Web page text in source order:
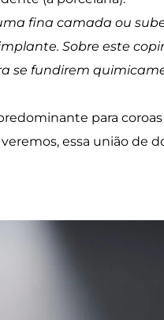
fina camada ou
Sobre este
fundirem
para
essa união de